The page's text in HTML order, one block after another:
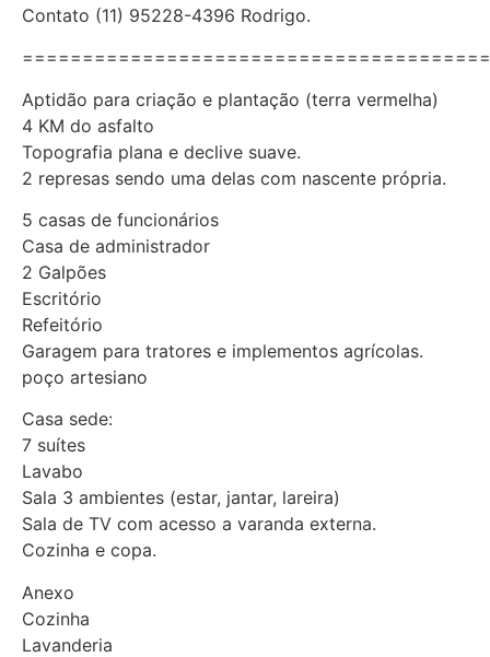
Contato (11) 95228-4396 Rodrigo.
Aptidão para criação e plantação (terra vermelha)
4 KM do asfalto
Topografia plana e declive suave.
2 represas sendo uma delas com nascente própria.
5 casas de funcionários
Casa de administrador
2 Galpões
Escritório
Refeitório
Garagem para tratores e implementos agrícolas.
poço artesiano
Casa sede:
7 suítes
Lavabo
Sala 3 ambientes (estar, jantar, lareira)
Sala de TV com acesso a varanda externa.
Cozinha e copa.
Anexo
Cozinha
Lavanderia